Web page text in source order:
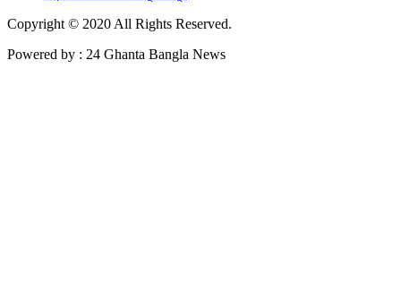
Copyright © 2020 All Rights Reserved.
Powered by : 24 Ghanta Bangla News